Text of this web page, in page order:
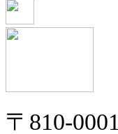
〒810-0001